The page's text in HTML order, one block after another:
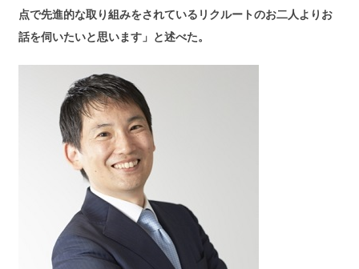
点で先進的な取り組みをされているリクルートのお二人よりお
話を伺いたいと思います」と述べた。